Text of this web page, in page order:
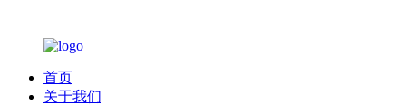
首页
关于我们